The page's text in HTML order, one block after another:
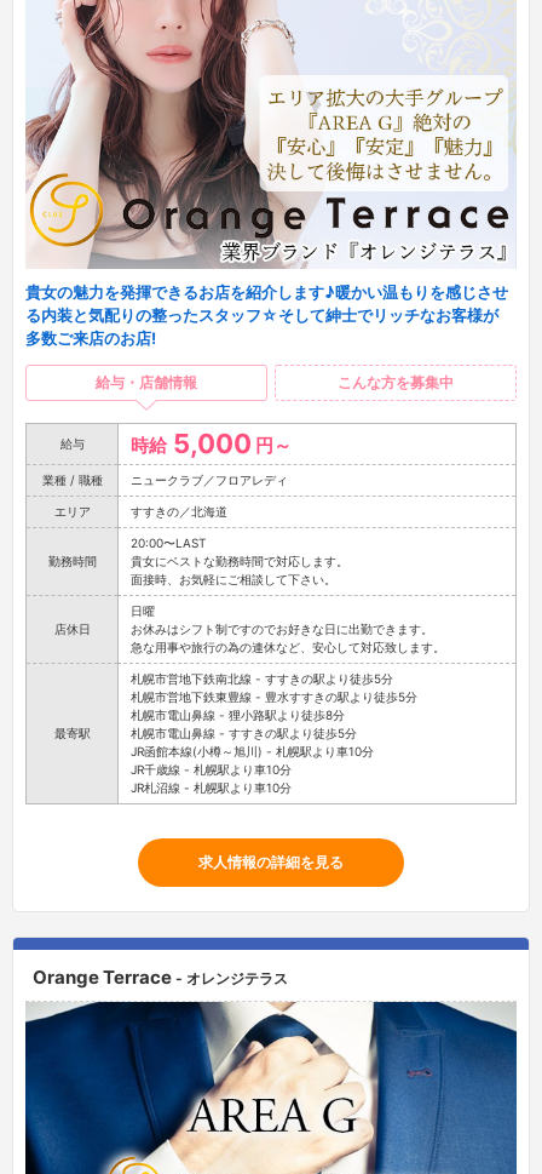
貴女の魅力を発揮できるお店を紹介します♪暖かい温もりを感じさせ
る内装と気配りの整ったスタッフ☆そして紳士でリッチなお客様が
多数ご来店のお店!
給与・店舗情報 こんな方を募集中
給与 時給 5,000 円～
業種 / 職種 ニュークラブ／フロアレディ
エリア すすきの／北海道
勤務時間
20:00〜LAST
貴女にベストな勤務時間で対応します。
面接時、お気軽にご相談して下さい。
店休日
日曜
お休みはシフト制ですのでお好きな日に出勤できます。
急な用事や旅行の為の連休など、安心して対応致します。
最寄駅
札幌市営地下鉄南北線 - すすきの駅より徒歩5分
札幌市営地下鉄東豊線 - 豊水すすきの駅より徒歩5分
札幌市電山鼻線 - 狸小路駅より徒歩8分
札幌市電山鼻線 - すすきの駅より徒歩5分
JR函館本線(小樽～旭川) - 札幌駅より車10分
JR千歳線 - 札幌駅より車10分
JR札沼線 - 札幌駅より車10分
求人情報の詳細を見る
Orange Terrace - オレンジテラス